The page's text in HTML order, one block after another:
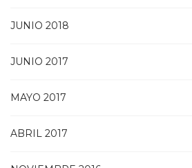
JUNIO 2018
JUNIO 2017
MAYO 2017
ABRIL 2017